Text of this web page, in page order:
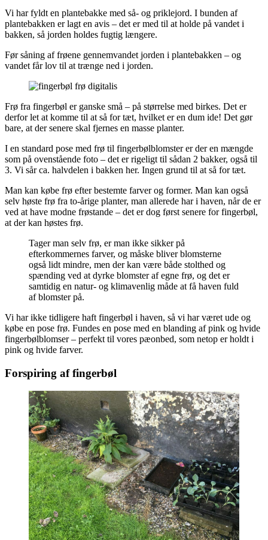
Vi har fyldt en plantebakke med så- og priklejord. I bunden af
plantebakken er lagt en avis – det er med til at holde på vandet i
bakken, så jorden holdes fugtig længere.
Før såning af frøene gennemvandet jorden i plantebakken – og
vandet får lov til at trænge ned i jorden.
Frø fra fingerbøl er ganske små – på størrelse med birkes. Det er
derfor let at komme til at så for tæt, hvilket er en dum ide! Det gør
bare, at der senere skal fjernes en masse planter.
I en standard pose med frø til fingerbølblomster er der en mængde
som på ovenstående foto – det er rigeligt til sådan 2 bakker, også til
3. Vi sår ca. halvdelen i bakken her. Ingen grund til at så for tæt.
Man kan købe frø efter bestemte farver og former. Man kan også
selv høste frø fra to-årige planter, man allerede har i haven, når de er
ved at have modne frøstande – det er dog først senere for fingerbøl,
at der kan høstes frø.
Tager man selv frø, er man ikke sikker på
efterkommernes farver, og måske bliver blomsterne
også lidt mindre, men der kan være både stolthed og
spænding ved at dyrke blomster af egne frø, og det er
samtidig en natur- og klimavenlig måde at få haven fuld
af blomster på.
Vi har ikke tidligere haft fingerbøl i haven, så vi har været ude og
købe en pose frø. Fundes en pose med en blanding af pink og hvide
fingerbølblomser – perfekt til vores pæonbed, som netop er holdt i
pink og hvide farver.
Forspiring af fingerbøl